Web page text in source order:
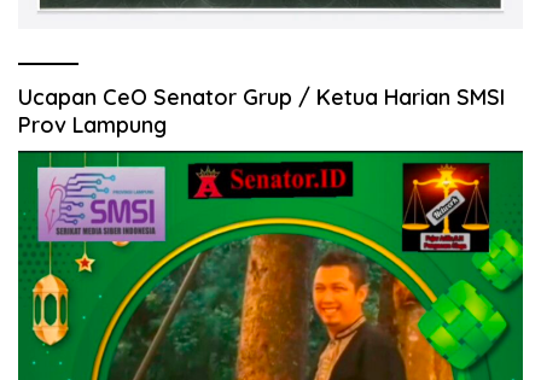
Ucapan CeO Senator Grup / Ketua Harian SMSI
Prov Lampung